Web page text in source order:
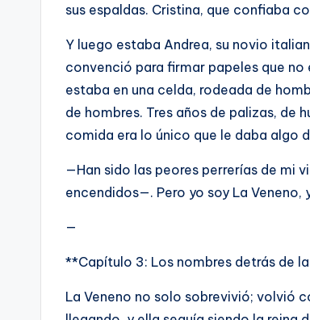
sus espaldas. Cristina, que confiaba
Y luego estaba Andrea, su novio
convenció para firmar papeles que
estaba en una celda, rodeada de
de hombres. Tres años de palizas, de
comida era lo único que le daba algo
—Han sido las peores perrerías de mi
encendidos—. Pero yo soy La Veneno,
—
**Capítulo 3: Los nombres detrás de
La Veneno no solo sobrevivió; volvió